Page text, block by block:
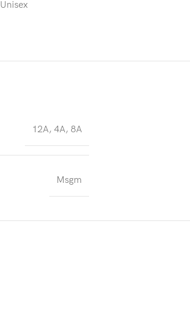
Unisex
12A, 4A, 8A
Msgm